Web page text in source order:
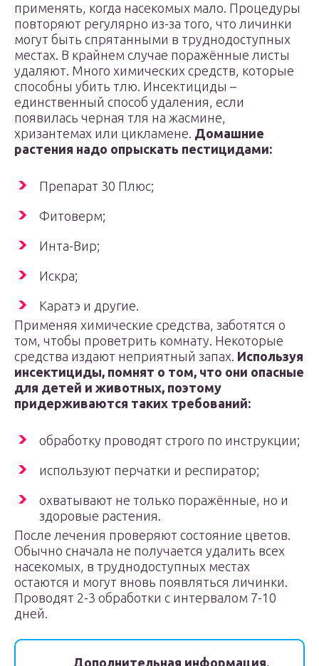
применять, когда насекомых мало. Процедуры
повторяют регулярно из-за того, что личинки
могут быть спрятанными в труднодоступных
местах. В крайнем случае поражённые листы
удаляют. Много химических средств, которые
способны убить тлю. Инсектициды –
единственный способ удаления, если
появилась черная тля на жасмине,
хризантемах или цикламене. Домашние
растения надо опрыскать пестицидами:
Препарат 30 Плюс;
Фитоверм;
Инта-Вир;
Искра;
Каратэ и другие.
Применяя химические средства, заботятся о
том, чтобы проветрить комнату. Некоторые
средства издают неприятный запах. Используя
инсектициды, помнят о том, что они опасные
для детей и животных, поэтому
придерживаются таких требований:
обработку проводят строго по инструкции;
используют перчатки и респиратор;
охватывают не только поражённые, но и
здоровые растения.
После лечения проверяют состояние цветов.
Обычно сначала не получается удалить всех
насекомых, в труднодоступных местах
остаются и могут вновь появляться личинки.
Проводят 2-3 обработки с интервалом 7-10
дней.
Дополнительная информация.